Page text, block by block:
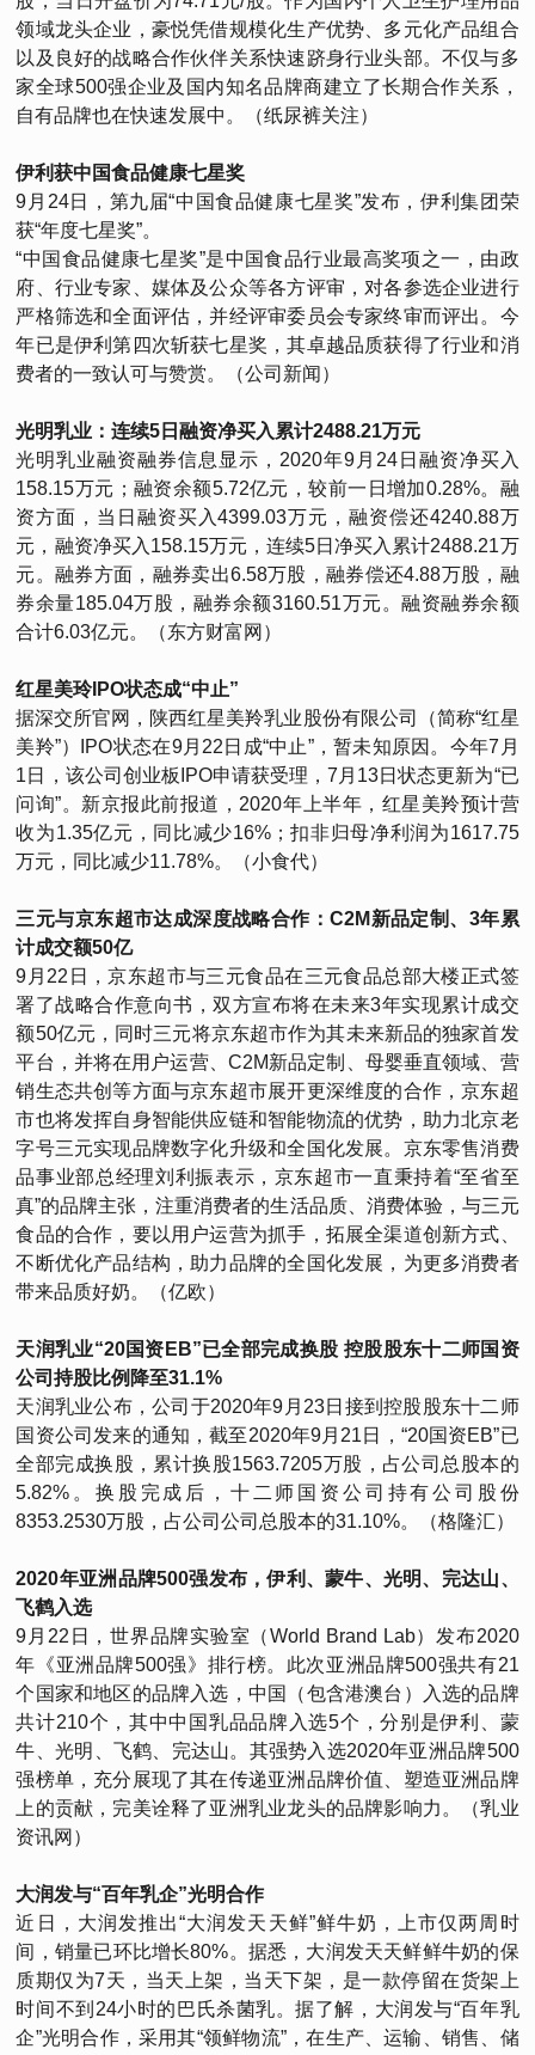
领域龙头企业，豪悦凭借规模化生产优势、多元化产品组合
以及良好的战略合作伙伴关系快速跻身行业头部。不仅与多
家全球500强企业及国内知名品牌商建立了长期合作关系，
自有品牌也在快速发展中。（纸尿裤关注）
伊利获中国食品健康七星奖
9月24日，第九届“中国食品健康七星奖”发布，伊利集团荣
获“年度七星奖”。
“中国食品健康七星奖”是中国食品行业最高奖项之一，由政
府、行业专家、媒体及公众等各方评审，对各参选企业进行
严格筛选和全面评估，并经评审委员会专家终审而评出。今
年已是伊利第四次斩获七星奖，其卓越品质获得了行业和消
费者的一致认可与赞赏。（公司新闻）
光明乳业：连续5日融资净买入累计2488.21万元
光明乳业融资融券信息显示，2020年9月24日融资净买入
158.15万元；融资余额5.72亿元，较前一日增加0.28%。融
资方面，当日融资买入4399.03万元，融资偿还4240.88万
元，融资净买入158.15万元，连续5日净买入累计2488.21万
元。融券方面，融券卖出6.58万股，融券偿还4.88万股，融
券余量185.04万股，融券余额3160.51万元。融资融券余额
合计6.03亿元。（东方财富网）
红星美玲IPO状态成“中止”
据深交所官网，陕西红星美羚乳业股份有限公司（简称“红星
美羚”）IPO状态在9月22日成“中止”，暂未知原因。今年7月
1日，该公司创业板IPO申请获受理，7月13日状态更新为“已
问询”。新京报此前报道，2020年上半年，红星美羚预计营
收为1.35亿元，同比减少16%；扣非归母净利润为1617.75
万元，同比减少11.78%。（小食代）
三元与京东超市达成深度战略合作：C2M新品定制、3年累
计成交额50亿
9月22日，京东超市与三元食品在三元食品总部大楼正式签
署了战略合作意向书，双方宣布将在未来3年实现累计成交
额50亿元，同时三元将京东超市作为其未来新品的独家首发
平台，并将在用户运营、C2M新品定制、母婴垂直领域、营
销生态共创等方面与京东超市展开更深维度的合作，京东超
市也将发挥自身智能供应链和智能物流的优势，助力北京老
字号三元实现品牌数字化升级和全国化发展。京东零售消费
品事业部总经理刘利振表示，京东超市一直秉持着“至省至
真”的品牌主张，注重消费者的生活品质、消费体验，与三元
食品的合作，要以用户运营为抓手，拓展全渠道创新方式、
不断优化产品结构，助力品牌的全国化发展，为更多消费者
带来品质好奶。（亿欧）
天润乳业“20国资EB”已全部完成换股 控股股东十二师国资
公司持股比例降至31.1%
天润乳业公布，公司于2020年9月23日接到控股股东十二师
国资公司发来的通知，截至2020年9月21日，“20国资EB”已
全部完成换股，累计换股1563.7205万股，占公司总股本的
5.82%。换股完成后，十二师国资公司持有公司股份
8353.2530万股，占公司公司总股本的31.10%。（格隆汇）
2020年亚洲品牌500强发布，伊利、蒙牛、光明、完达山、
飞鹤入选
9月22日，世界品牌实验室（World Brand Lab）发布2020
年《亚洲品牌500强》排行榜。此次亚洲品牌500强共有21
个国家和地区的品牌入选，中国（包含港澳台）入选的品牌
共计210个，其中中国乳品品牌入选5个，分别是伊利、蒙
牛、光明、飞鹤、完达山。其强势入选2020年亚洲品牌500
强榜单，充分展现了其在传递亚洲品牌价值、塑造亚洲品牌
上的贡献，完美诠释了亚洲乳业龙头的品牌影响力。（乳业
资讯网）
大润发与“百年乳企”光明合作
近日，大润发推出“大润发天天鲜”鲜牛奶，上市仅两周时
间，销量已环比增长80%。据悉，大润发天天鲜鲜牛奶的保
质期仅为7天，当天上架，当天下架，是一款停留在货架上
时间不到24小时的巴氏杀菌乳。据了解，大润发与“百年乳
企”光明合作，采用其“领鲜物流”，在生产、运输、销售、储